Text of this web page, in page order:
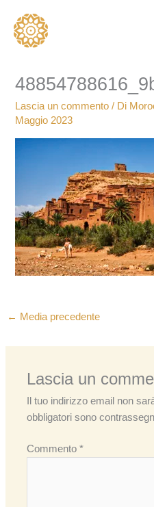
contenuto
Lascia un commento / Di
Maggio 2023
← Media precedente
Lascia un
Il tuo indirizzo email non
obbligatori sono
Commento*